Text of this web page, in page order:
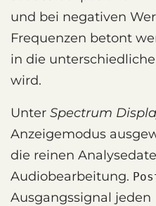
und bei negativen
Frequenzen betont
in die
wird.
Unter Spectrum
Anzeigemodus
die reinen
Audiobearbeitung.
Ausgangssignal jeden